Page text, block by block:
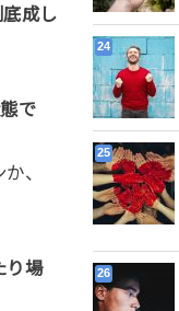
成し
で
、
り場